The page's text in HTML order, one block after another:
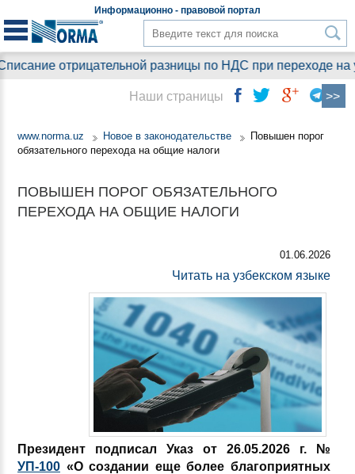
Информационно - правовой портал
отрицательной разницы по НДС при переходе на
www.norma.uz Новое в законодательстве
Повышен порог
обязательного перехода на общие налоги
ПОВЫШЕН ПОРОГ ОБЯЗАТЕЛЬНОГО
ПЕРЕХОДА НА ОБЩИЕ НАЛОГИ
01.06.2026
Читать на узбекском языке
Президент подписал Указ от 26.05.2026 г. №
УП-100 «О создании еще более благоприятных
Наши страницы